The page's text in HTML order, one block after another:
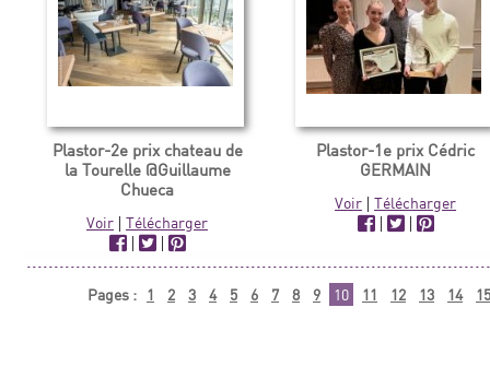
Plastor-2e prix chateau de
la Tourelle @Guillaume
Chueca
Voir |Télécharger
|
|
Plastor-1e prix Cédric
GERMAIN
Voir |Télécharger
|
|
Pages : 1 2 3 4 5 6 7 8 9 10 11 12 13 14 15